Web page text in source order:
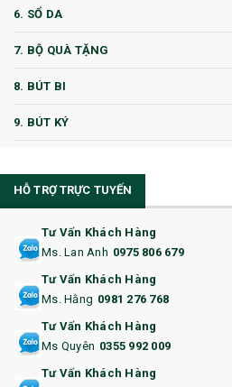
6. SỔ DA
7. BỘ QUÀ TẶNG
8. BÚT BI
9. BÚT KÝ
11. CỐC/BÌNH GIỮ NHIỆT
12. BÌNH NƯỚC
14. HỘP/VÍ ĐỰNG NAMECARD
15. BỘ BẤM MÓNG
16. BAO HỘ CHIẾU
HỖ TRỢ TRỰC TUYẾN
Tư Vấn Khách Hàng
Ms. Lan Anh 0975 806 679
Tư Vấn Khách Hàng
Ms. Hằng 0981 276 768
Tư Vấn Khách Hàng
Ms Quyên 0355 992 009
Tư Vấn Khách Hàng